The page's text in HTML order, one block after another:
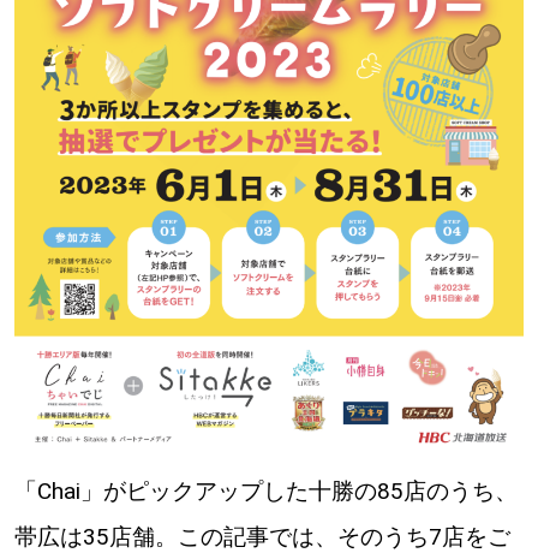
パートナーメディア Sitakkeパートナー
運営会社 広告掲載
情報提供・お問い合わせ 利用規約
プライバシーポリシー
閉じる
「Chai」がピックアップした十勝の85店のうち、
帯広は35店舗。この記事では、そのうち7店をご